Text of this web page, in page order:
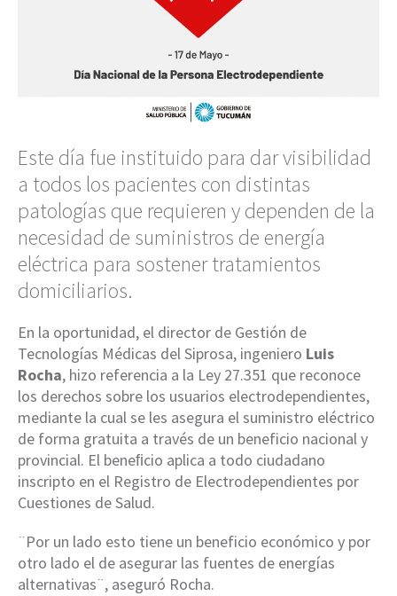
Este día fue instituido para dar visibilidad
a todos los pacientes con distintas
patologías que requieren y dependen de la
necesidad de suministros de energía
eléctrica para sostener tratamientos
domiciliarios.
En la oportunidad, el director de Gestión de
Tecnologías Médicas del Siprosa, ingeniero Luis
Rocha, hizo referencia a la Ley 27.351 que reconoce
los derechos sobre los usuarios electrodependientes,
mediante la cual se les asegura el suministro eléctrico
de forma gratuita a través de un beneficio nacional y
provincial. El beneﬁcio aplica a todo ciudadano
inscripto en el Registro de Electrodependientes por
Cuestiones de Salud.
¨Por un lado esto tiene un beneficio económico y por
otro lado el de asegurar las fuentes de energías
alternativas¨, aseguró Rocha.